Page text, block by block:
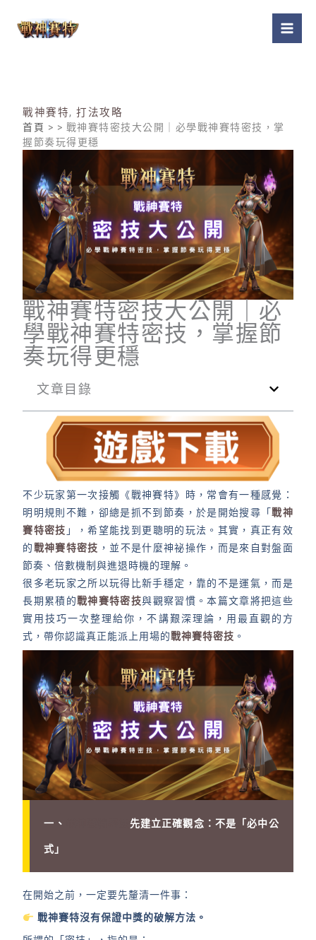
戰神賽特,打法攻略
首頁 > > 戰神賽特密技大公開｜必學戰神賽特密技，掌
握節奏玩得更穩
戰神賽特密技大公開｜必
學戰神賽特密技，掌握節
奏玩得更穩
文章目錄
不少玩家第一次接觸《戰神賽特》時，常會有一種感覺：
明明規則不難，卻總是抓不到節奏，於是開始搜尋「戰神
賽特密技 」，希望能找到更聰明的玩法。其實，真正有效
的戰神賽特密技 ，並不是什麼神祕操作，而是來自對盤面
節奏、倍數機制與進退時機的理解。
很多老玩家之所以玩得比新手穩定，靠的不是運氣，而是
長期累積的戰神賽特密技與觀察習慣。本篇文章將把這些
實用技巧一次整理給你，不講艱深理論，用最直觀的方
式，帶你認識真正能派上用場的戰神賽特密技 。
一、
先建立正確觀念：不是「必中公
式」
在開始之前，一定要先釐清一件事：
戰神賽特沒有保證中獎的破解方法。